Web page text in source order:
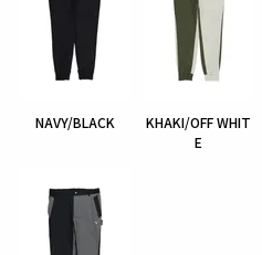
NAVY/BLACK
KHAKI/OFF WHIT
E